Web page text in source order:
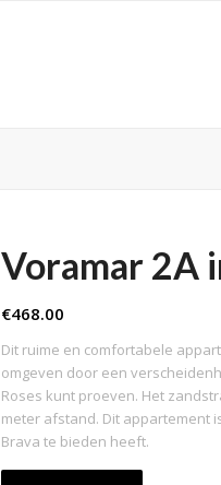
Voramar 2A
€468.00
Dit ruime en comfortabele
omgeven door een
Roses kunt proeven. Het
meter afstand. Dit appartement
Brava te bieden heeft.